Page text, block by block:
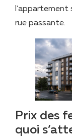
l’appartement
rue passante.
Prix des
quoi